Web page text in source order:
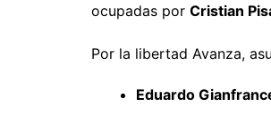
ocupadas por Cristian
Por la libertad Avanza,
Eduardo